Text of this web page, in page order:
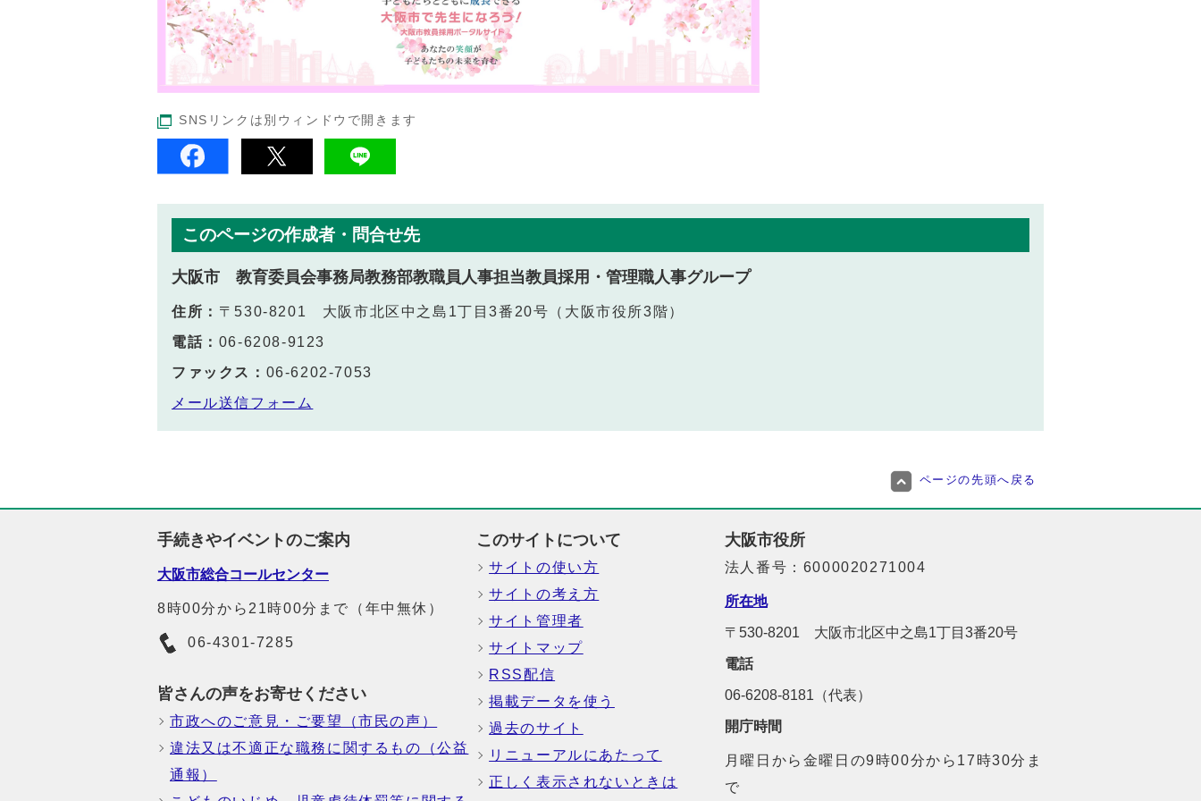
SNSリンクは別ウィンドウで開きます
このページの作成者・問合せ先
大阪市 教育委員会事務局教務部教職員人事担当教員採用・管理職人事グループ
住所： 〒530-8201 大阪市北区中之島1丁目3番20号（大阪市役所3階）
電話： 06-6208-9123
ファックス： 06-6202-7053
メール送信フォーム
ページの先頭へ戻る
手続きやイベントのご案内
大阪市総合コールセンター
8時00分から21時00分まで（年中無休）
06-4301-7285
皆さんの声をお寄せください
市政へのご意見・ご要望（市民の声）
違法又は不適正な職務に関するもの（公益
通報）
このサイトについて
サイトの使い方
サイトの考え方
サイト管理者
サイトマップ
RSS配信
掲載データを使う
過去のサイト
リニューアルにあたって
正しく表示されないときは
大阪市役所
法人番号：6000020271004
所在地
〒530-8201 大阪市北区中之島1丁目3番20号
電話
06-6208-8181（代表）
開庁時間
月曜日から金曜日の9時00分から17時30分ま
で